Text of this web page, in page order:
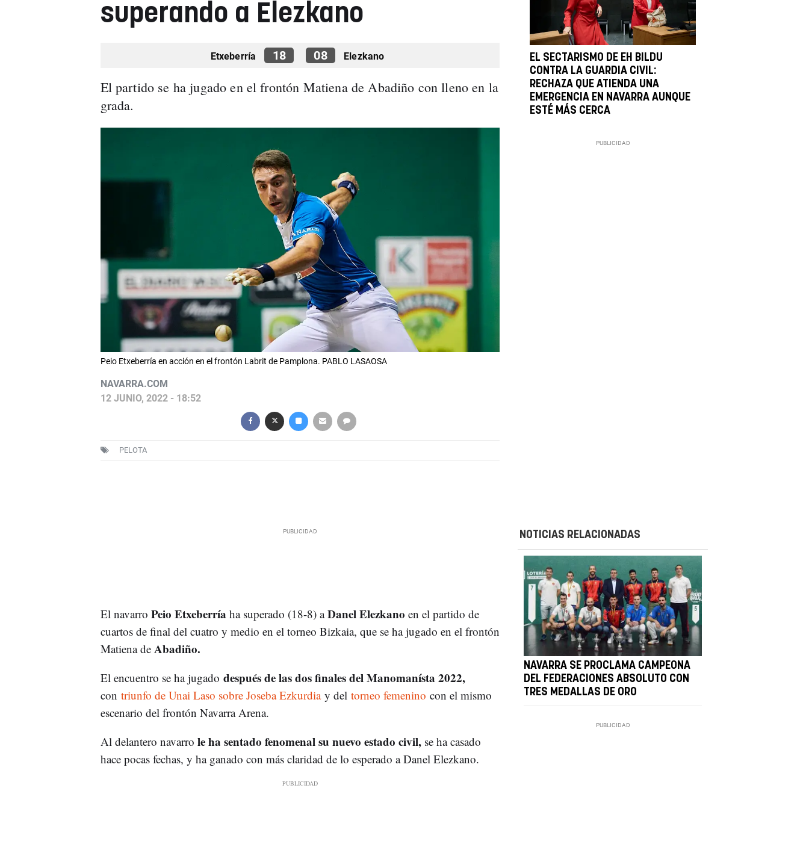
superando a Elezkano
Etxeberría 18 08 Elezkano
El partido se ha jugado en el frontón Matiena de Abadiño con lleno en la
grada.
Peio Etxeberría en acción en el frontón Labrit de Pamplona. PABLO LASAOSA
NAVARRA.COM
12 JUNIO, 2022 - 18:52
PELOTA
EL SECTARISMO DE EH BILDU
CONTRA LA GUARDIA CIVIL:
RECHAZA QUE ATIENDA UNA
EMERGENCIA EN NAVARRA AUNQUE
ESTÉ MÁS CERCA
El navarro Peio Etxeberría ha superado (18-8) aDanel Elezkano en el partido de
cuartos de final del cuatro y medio en el torneo Bizkaia, que se ha jugado en el frontón
Matiena deAbadiño.
El encuentro se ha jugado después de las dos finales del Manomanísta 2022,
con triunfo de Unai Laso sobre Joseba Ezkurdiay del torneo femenino con el mismo
escenario del frontón Navarra Arena.
Al delantero navarro le ha sentado fenomenal su nuevo estado civil,se ha casado
hace pocas fechas, y ha ganado con más claridad de lo esperado a Danel Elezkano.
NOTICIAS RELACIONADAS
NAVARRA SE PROCLAMA CAMPEONA
DEL FEDERACIONES ABSOLUTO CON
TRES MEDALLAS DE ORO